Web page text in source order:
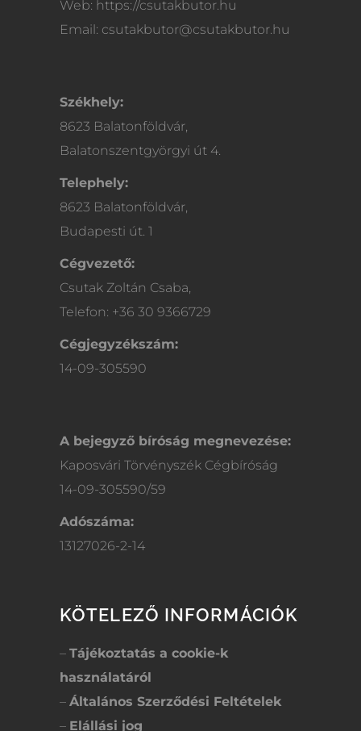
Web: https://csutakbutor.hu
Email: csutakbutor@csutakbutor.hu
Székhely:
8623 Balatonföldvár,
Balatonszentgyörgyi út 4.
Telephely:
8623 Balatonföldvár,
Budapesti út. 1
Cégvezető:
Csutak Zoltán Csaba,
Telefon: +36 30 9366729
Cégjegyzékszám:
14-09-305590
A bejegyző bíróság megnevezése:
Kaposvári Törvényszék Cégbíróság
14-09-305590/59
Adószáma:
13127026-2-14
KÖTELEZŐ INFORMÁCIÓK
– Tájékoztatás a cookie-k
használatáról
– Általános Szerződési Feltételek
– Elállási jog